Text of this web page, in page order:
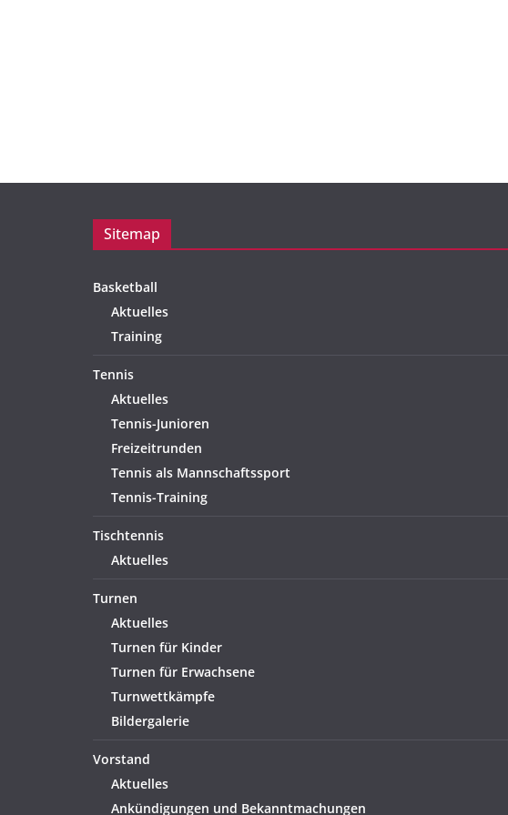
Sitemap
Basketball
Aktuelles
Training
Tennis
Aktuelles
Tennis-Junioren
Freizeitrunden
Tennis als Mannschaftssport
Tennis-Training
Tischtennis
Aktuelles
Turnen
Aktuelles
Turnen für Kinder
Turnen für Erwachsene
Turnwettkämpfe
Bildergalerie
Vorstand
Aktuelles
Ankündigungen und Bekanntmachungen